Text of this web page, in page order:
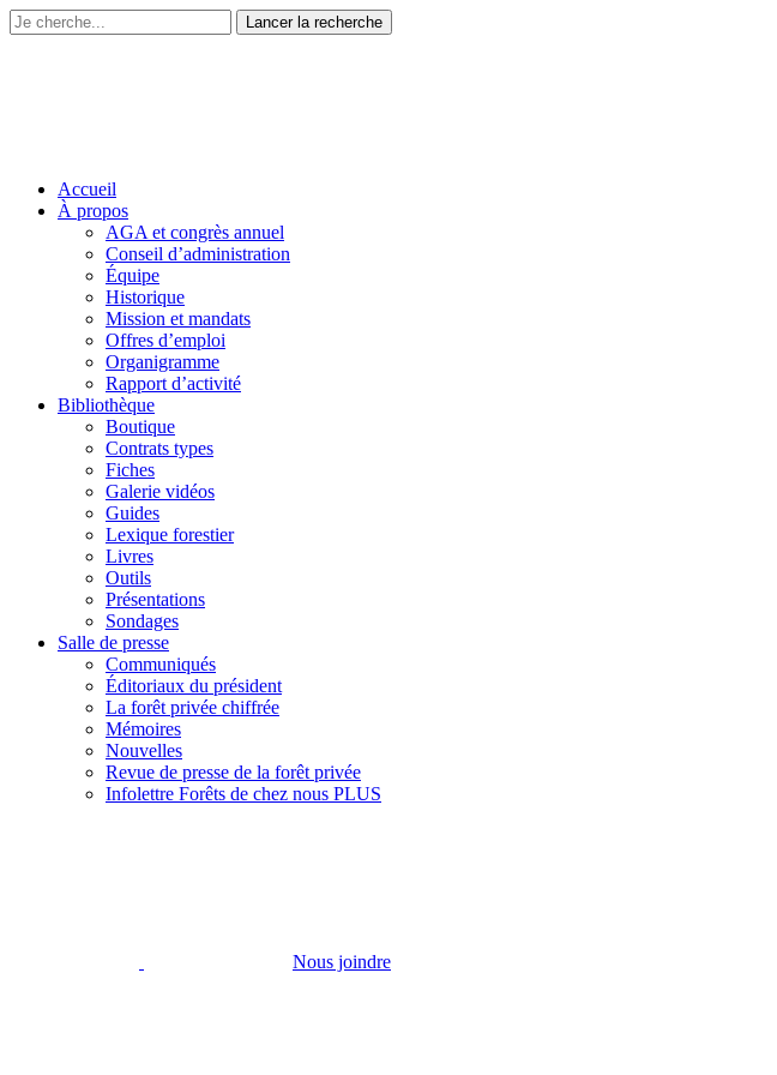
Accueil
À propos
AGA et congrès annuel
Conseil d’administration
Équipe
Historique
Mission et mandats
Offres d’emploi
Organigramme
Rapport d’activité
Bibliothèque
Boutique
Contrats types
Fiches
Galerie vidéos
Guides
Lexique forestier
Livres
Outils
Présentations
Sondages
Salle de presse
Communiqués
Éditoriaux du président
La forêt privée chiffrée
Mémoires
Nouvelles
Revue de presse de la forêt privée
Infolettre Forêts de chez nous PLUS
Nous joindre